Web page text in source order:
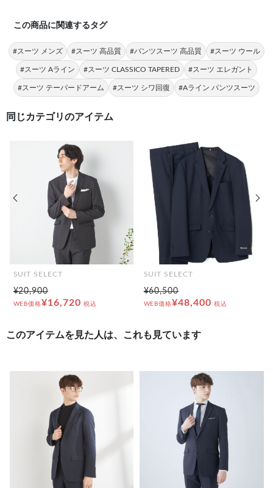
この商品に関連するタグ
#スーツ メンズ #スーツ 高品質 #パンツスーツ 高品質 #スーツ ウール
#スーツ Aライン #スーツ CLASSICO TAPERED #スーツ エレガント
#スーツ テーパードアーム #スーツ シワ回復 #Aライン パンツスーツ
同じカテゴリのアイテム
SUIT SELECT
¥20,900
WEB価格¥16,720 税込
SUIT SELECT
¥60,500
WEB価格¥48,400 税込
前の画像
このアイテムを見た人は、これも見ています